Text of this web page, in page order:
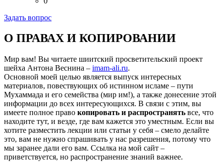
Задать вопрос
О ПРАВАХ И КОПИРОВАНИИ
Мир вам! Вы читаете шиитский просветительский проект
шейха Антона Веснина – imam-ali.ru.
Основной моей целью является выпуск интересных
материалов, повествующих об истинном исламе – пути
Мухаммада и его семейства (мир им!), а также донесение этой
информации до всех интересующихся. В связи с этим, вы
имеете полное право копировать и распространять все, что
находите тут, и везде, где вам кажется это уместным. Если вы
хотите разместить лекции или статьи у себя – смело делайте
это, вам не нужно спрашивать у нас разрешения, потому что
мы заранее дали его вам. Ссылка на мой сайт –
приветствуется, но распространение знаний важнее.